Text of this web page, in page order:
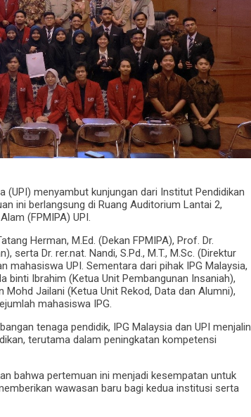
(UPI) menyambut kunjungan dari Institut Pendidikan
ini berlangsung di Ruang Auditorium Lantai 2,
(FPMIPA) UPI.
Herman, M.Ed. (Dekan FPMIPA), Prof. Dr.
serta Dr. rer.nat. Nandi, S.Pd., M.T., M.Sc. (Direktur
mahasiswa UPI. Sementara dari pihak IPG Malaysia,
binti Ibrahim (Ketua Unit Pembangunan Insaniah),
Mohd Jailani (Ketua Unit Rekod, Data dan Alumni),
mahasiswa IPG.
tenaga pendidik, IPG Malaysia dan UPI menjalin
terutama dalam peningkatan kompetensi
bahwa pertemuan ini menjadi kesempatan untuk
wawasan baru bagi kedua institusi serta